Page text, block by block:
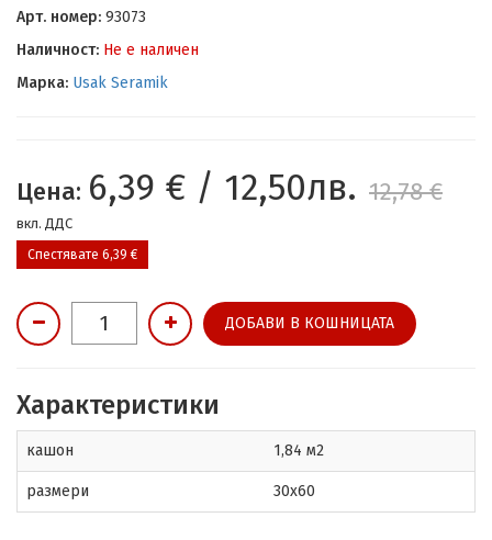
Арт. номер: 93073
Наличност: Не е наличен
Марка: Usak Seramik
Цена: 6,39 € / 12,50лв. 12,78 €
вкл. ДДС
Спестявате 6,39 €
ДОБАВИ В КОШНИЦАТА
Характеристики
кашон 1,84 м2
размери 30x60